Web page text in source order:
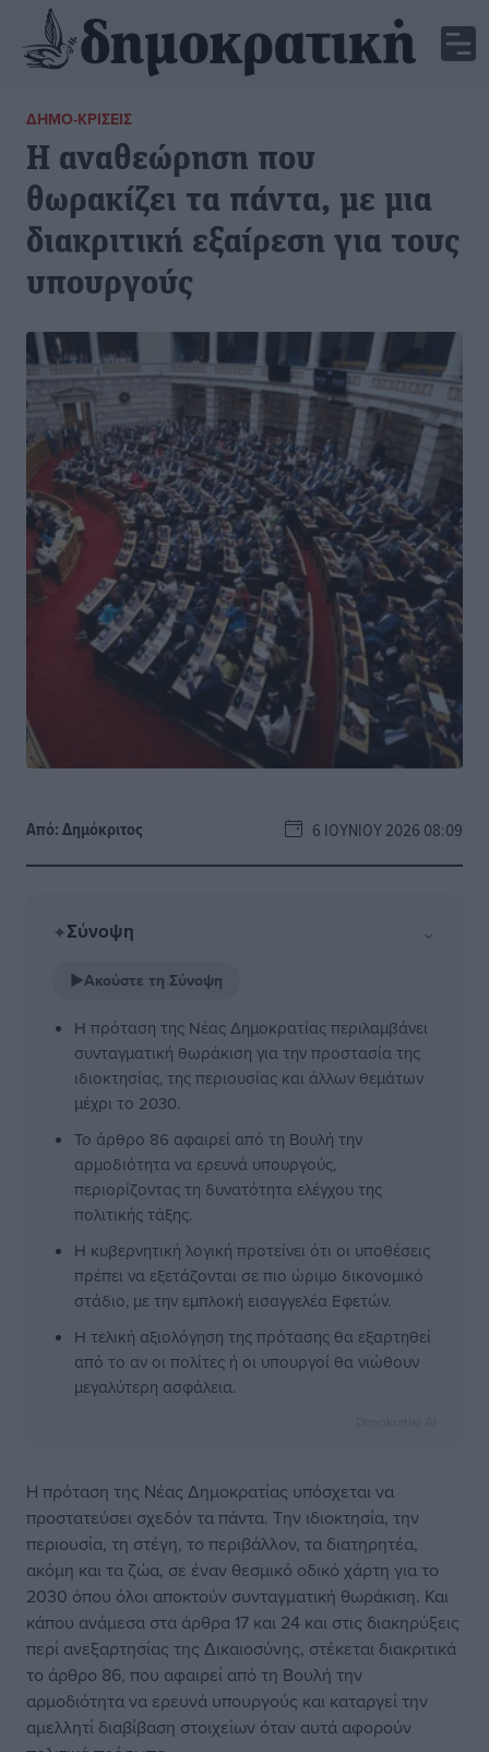
ΔΗΜΟ-ΚΡΊΣΕΙΣ
Η αναθεώρηση που
θωρακίζει τα πάντα, με μια
διακριτική εξαίρεση για τους
υπουργούς
Από:Δημόκριτος 6 ΙΟΥΝΊΟΥ 2026 08:09
✦Σύνοψη ⌄
▶Ακούστε τη Σύνοψη
Η πρόταση της Νέας Δημοκρατίας περιλαμβάνει
συνταγματική θωράκιση για την προστασία της
ιδιοκτησίας, της περιουσίας και άλλων θεμάτων
μέχρι το 2030.
Το άρθρο 86 αφαιρεί από τη Βουλή την
αρμοδιότητα να ερευνά υπουργούς,
περιορίζοντας τη δυνατότητα ελέγχου της
πολιτικής τάξης.
Η κυβερνητική λογική προτείνει ότι οι υποθέσεις
πρέπει να εξετάζονται σε πιο ώριμο δικονομικό
στάδιο, με την εμπλοκή εισαγγελέα Εφετών.
Η τελική αξιολόγηση της πρότασης θα εξαρτηθεί
από το αν οι πολίτες ή οι υπουργοί θα νιώθουν
μεγαλύτερη ασφάλεια.
Η πρόταση της Νέας Δημοκρατίας υπόσχεται να
προστατεύσει σχεδόν τα πάντα. Την ιδιοκτησία, την
περιουσία, τη στέγη, το περιβάλλον, τα διατηρητέα,
ακόμη και τα ζώα, σε έναν θεσμικό οδικό χάρτη για το
2030 όπου όλοι αποκτούν συνταγματική θωράκιση. Και
κάπου ανάμεσα στα άρθρα 17 και 24 και στις διακηρύξεις
περί ανεξαρτησίας της Δικαιοσύνης, στέκεται διακριτικά
το άρθρο 86, που αφαιρεί από τη Βουλή την
αρμοδιότητα να ερευνά υπουργούς και καταργεί την
αμελλητί διαβίβαση στοιχείων όταν αυτά αφορούν